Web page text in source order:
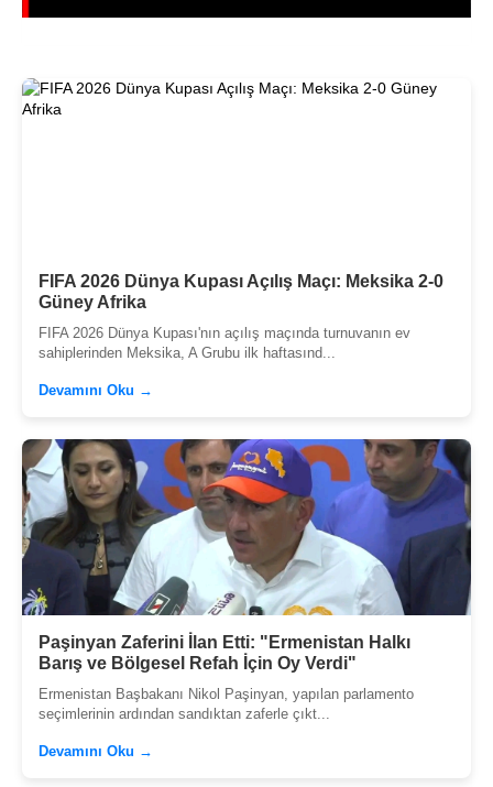
FIFA 2026 Dünya Kupası Açılış Maçı: Meksika 2-0
Güney Afrika
FIFA 2026 Dünya Kupası'nın açılış maçında turnuvanın ev
sahiplerinden Meksika, A Grubu ilk haftasınd...
Devamını Oku →
Paşinyan Zaferini İlan Etti: "Ermenistan Halkı
Barış ve Bölgesel Refah İçin Oy Verdi"
Ermenistan Başbakanı Nikol Paşinyan, yapılan parlamento
seçimlerinin ardından sandıktan zaferle çıkt...
Devamını Oku →